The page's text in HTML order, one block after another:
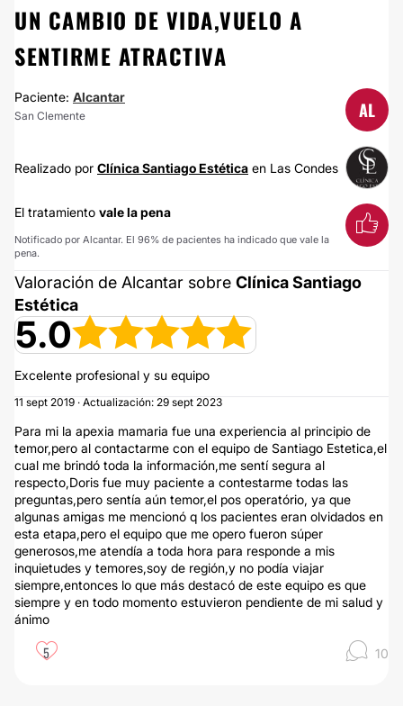
UN CAMBIO DE VIDA,VUELO A
SENTIRME ATRACTIVA
Paciente: Alcantar
San Clemente AL
Realizado por Clínica Santiago Estética en Las Condes
El tratamiento vale la pena
Notificado por Alcantar. El 96% de pacientes ha indicado que vale la
pena.
Valoración de Alcantar sobre Clínica Santiago
Estética
5.0
Excelente profesional y su equipo
11 sept 2019 · Actualización: 29 sept 2023
Para mi la apexia mamaria fue una experiencia al principio de
temor,pero al contactarme con el equipo de Santiago Estetica,el
cual me brindó toda la información,me sentí segura al
respecto,Doris fue muy paciente a contestarme todas las
preguntas,pero sentía aún temor,el pos operatório, ya que
algunas amigas me mencionó q los pacientes eran olvidados en
esta etapa,pero el equipo que me opero fueron súper
generosos,me atendía a toda hora para responde a mis
inquietudes y temores,soy de región,y no podía viajar
siempre,entonces lo que más destacó de este equipo es que
siempre y en todo momento estuvieron pendiente de mi salud y
ánimo
5 10